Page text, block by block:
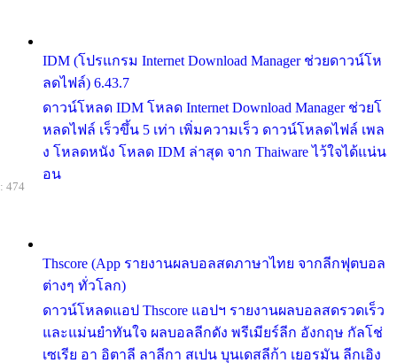
IDM (โปรแกรม Internet Download Manager ช่วยดาวน์โห
ลดไฟล์) 6.43.7
ดาวน์โหลด IDM โหลด Internet Download Manager ช่วยโ
หลดไฟล์ เร็วขึ้น 5 เท่า เพิ่มความเร็ว ดาวน์โหลดไฟล์ เพล
ง โหลดหนัง โหลด IDM ล่าสุด จาก Thaiware ไว้ใจได้แน่น
อน
Thscore (App รายงานผลบอลสดภาษาไทย จากลีกฟุตบอล
ต่างๆ ทั่วโลก)
ดาวน์โหลดแอป Thscore แอปฯ รายงานผลบอลสดรวดเร็ว
และแม่นยำทันใจ ผลบอลลีกดัง พรีเมียร์ลีก อังกฤษ กัลโช่
เซเรีย อา อิตาลี ลาลีกา สเปน บุนเดสลีก้า เยอรมัน ลีกเอิง
474